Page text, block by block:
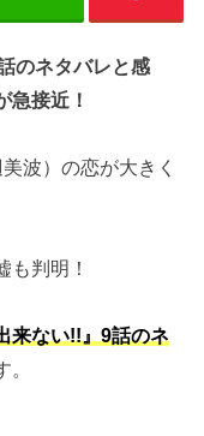
のネタバレと感
急接近！
波）の恋が大きく
も判明！
来ない!!』9話のネ